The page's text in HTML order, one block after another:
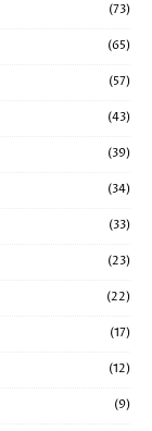
(73)
(65)
(57)
(43)
(39)
(34)
(33)
(23)
(22)
(17)
(12)
(9)